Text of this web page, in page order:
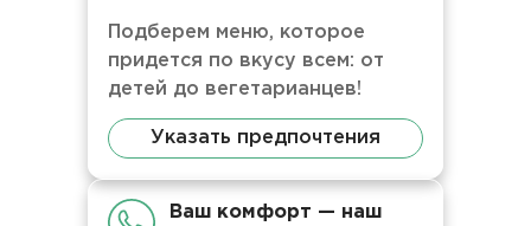
Подберем меню, которое
придется по вкусу всем: от
детей до вегетарианцев!
Указать предпочтения
Ваш комфорт — наш